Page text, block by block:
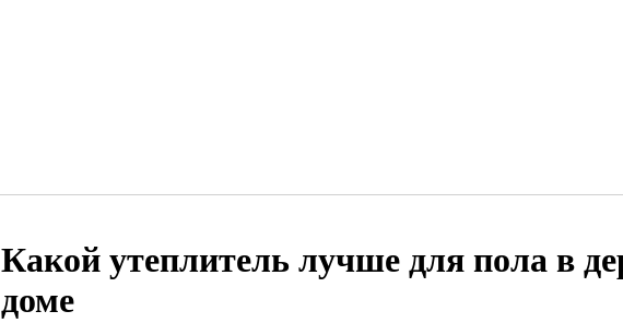
Какой утеплитель лучше для пола в
доме